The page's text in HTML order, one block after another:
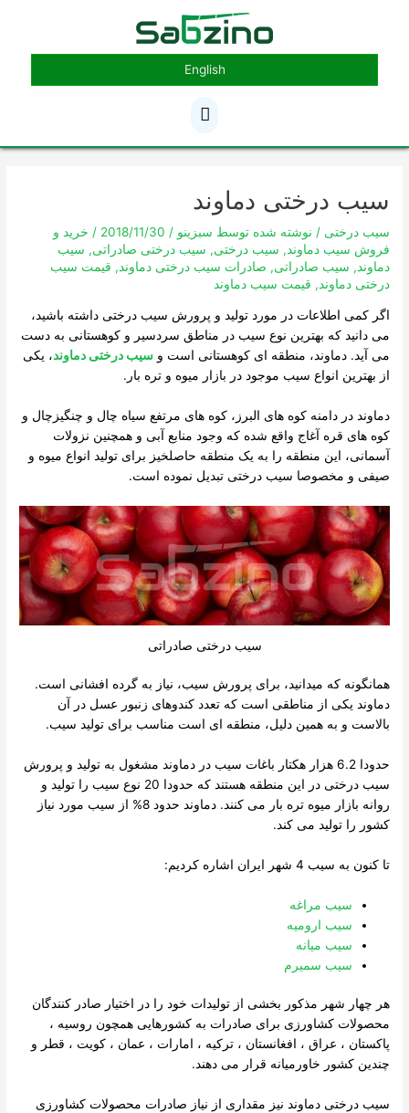
فهرست
اصلی
English
سیب درختی دماوند
سیب درختی / نوشته شده توسط سبزینو/
2018/11/30
/ خرید و
فروش سیب دماوند, سیب درختی, سیب درختی صادراتی, سیب
دماوند, سیب صادراتی, صادرات سیب درختی دماوند, قیمت سیب
درختی دماوند, قیمت سیب دماوند
اگر کمی اطلاعات در مورد تولید و پرورش سیب درختی داشته باشید،
می دانید که بهترین نوع سیب در مناطق سردسیر و کوهستانی به دست
می آید. دماوند، منطقه ای کوهستانی است وسیب درختی دماوند، یکی
از بهترین انواع سیب موجود در بازار میوه و تره بار.
دماوند در دامنه کوه های البرز، کوه های مرتفع سیاه چال و چنگیزچال و
کوه های قره آغاج واقع شده که وجود منابع آبی و همچنین نزولات
آسمانی، این منطقه را به یک منطقه حاصلخیز برای تولید انواع میوه و
صیفی و مخصوصا سیب درختی تبدیل نموده است.
سیب درختی صادراتی
همانگونه که میدانید، برای پرورش سیب، نیاز به گرده افشانی است.
دماوند یکی از مناطقی است که تعدد کندوهای زنبور عسل در آن
بالاست و به همین دلیل، منطقه ای است مناسب برای تولید سیب.
حدودا 6.2 هزار هکتار باغات سیب در دماوند مشغول به تولید و پرورش
سیب درختی در این منطقه هستند که حدودا 20 نوع سیب را تولید و
روانه بازار میوه تره بار می کنند. دماوند حدود 8% از سیب مورد نیاز
کشور را تولید می کند.
تا کنون به سیب 4 شهر ایران اشاره کردیم:
سیب مراغه
سیب ارومیه
سیب میانه
سیب سمیرم
هر چهار شهر مذکور بخشی از تولیدات خود را در اختیار صادر کنندگان
محصولات کشاورزی برای صادرات به کشورهایی همچون روسیه ،
پاکستان ، عراق ، افغانستان ، ترکیه ، امارات ، عمان ، کویت ، قطر و
چندین کشور خاورمیانه قرار می دهند.
سیب درختی دماوند نیز مقداری از نیاز صادرات محصولات کشاورزی